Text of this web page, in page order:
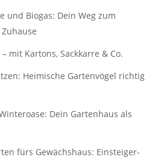
und Biogas: Dein Weg zum
mit Kartons, Sackkarre & Co.
Heimische Gartenvögel richtig
Dein Gartenhaus als
fürs Gewächshaus: Einsteiger-